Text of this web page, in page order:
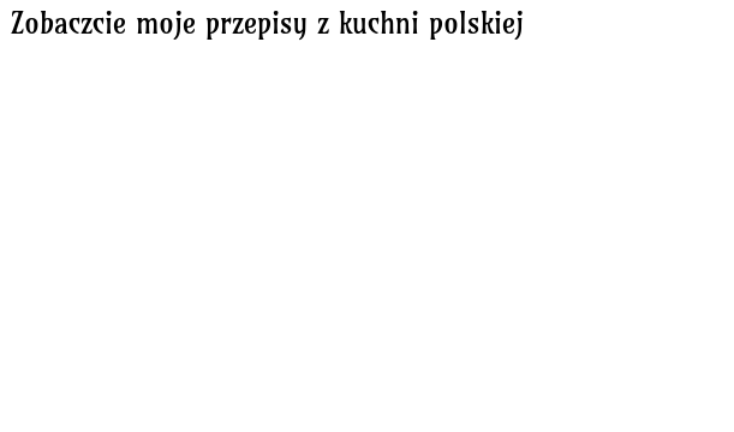
Zobaczcie moje przepisy z kuchni polskiej